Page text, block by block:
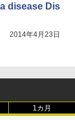
disease Dis
2014年4月23日
1カ月